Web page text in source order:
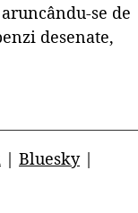
se de
desenate,
| Bluesky|